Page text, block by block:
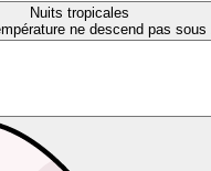
Nuits tropicales
ne descend pas sous